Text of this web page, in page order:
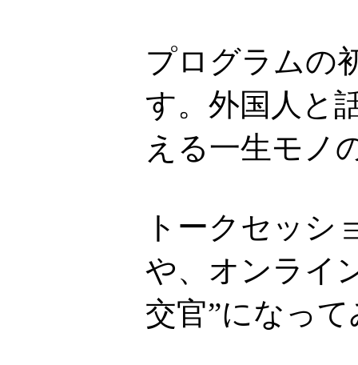
プログラムの
す。外国人と
える一生モノ
トークセッシ
や、オンライ
交官”になっ